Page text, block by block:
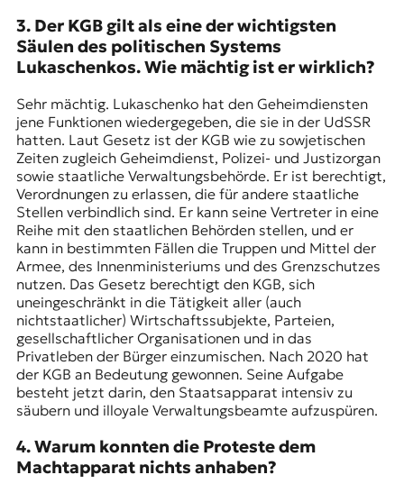
3. Der KGB gilt als eine der wichtigsten
Säulen des politischen Systems
Lukaschenkos. Wie mächtig ist er wirklich?
Sehr mächtig. Lukaschenko hat den Geheimdiensten
jene Funktionen wiedergegeben, die sie in der UdSSR
hatten. Laut Gesetz ist der KGB wie zu sowjetischen
Zeiten zugleich Geheimdienst, Polizei- und Justizorgan
sowie staatliche Verwaltungsbehörde. Er ist berechtigt,
Verordnungen zu erlassen, die für andere staatliche
Stellen verbindlich sind. Er kann seine Vertreter in eine
Reihe mit den staatlichen Behörden stellen, und er
kann in bestimmten Fällen die Truppen und Mittel der
Armee, des Innenministeriums und des Grenzschutzes
nutzen. Das Gesetz berechtigt den KGB, sich
uneingeschränkt in die Tätigkeit aller (auch
nichtstaatlicher) Wirtschaftssubjekte, Parteien,
gesellschaftlicher Organisationen und in das
Privatleben der Bürger einzumischen. Nach 2020 hat
der KGB an Bedeutung gewonnen. Seine Aufgabe
besteht jetzt darin, den Staatsapparat intensiv zu
säubern und illoyale Verwaltungsbeamte aufzuspüren.
4. Warum konnten die Proteste dem
Machtapparat nichts anhaben?